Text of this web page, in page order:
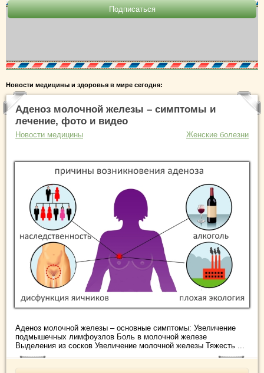
Новости медицины и здоровья в мире сегодня:
Аденоз молочной железы – симптомы и
лечение, фото и видео
Новости медицины Женские болезни
Аденоз молочной железы – основные симптомы: Увеличение
подмышечных лимфоузлов Боль в молочной железе
Выделения из сосков Увеличение молочной железы Тяжесть ...